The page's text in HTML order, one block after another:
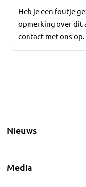
Heb je een foutje
opmerking over dit
contact met ons op.
Nieuws
Media